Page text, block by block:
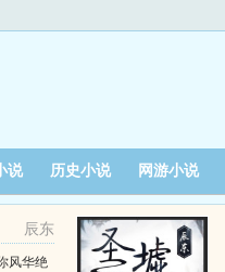
说 历史小说 网游小说
辰东
风华绝